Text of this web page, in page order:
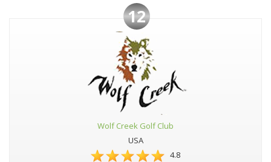
12
Wolf Creek Golf Club
USA
4.8